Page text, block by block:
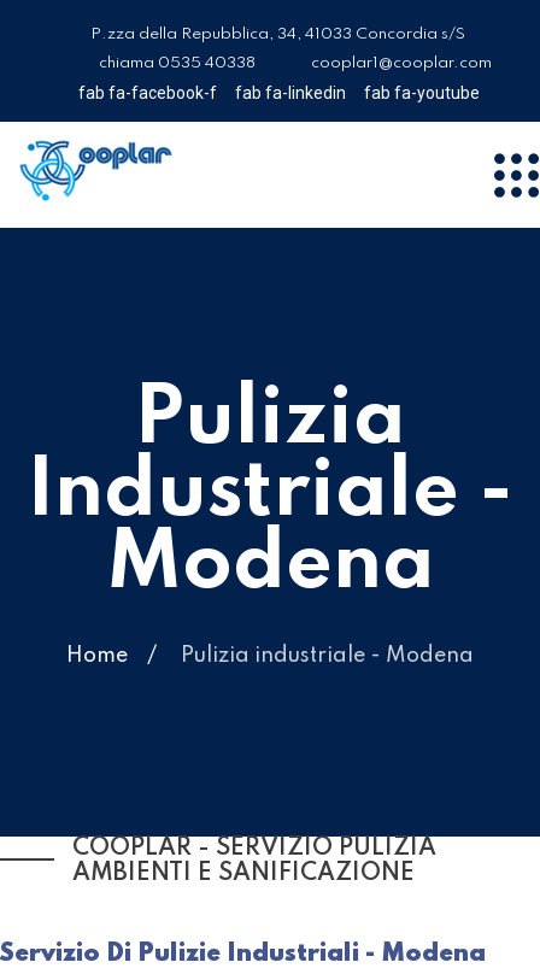
P.zza della Repubblica, 34, 41033 Concordia s/S
chiama 0535 40338
cooplar1@cooplar.com
fab fa-facebook-f fab fa-linkedin fab fa-youtube
Pulizia
Industriale -
Modena
Home Pulizia industriale - Modena
COOPLAR - SERVIZIO PULIZIA
AMBIENTI E SANIFICAZIONE
Servizio Di Pulizie Industriali - Modena